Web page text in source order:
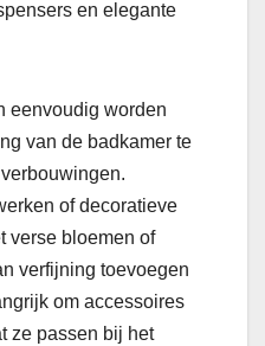
en elegante
eenvoudig worden
van de badkamer te
of decoratieve
verse bloemen of
verfijning toevoegen
om accessoires
ze passen bij het